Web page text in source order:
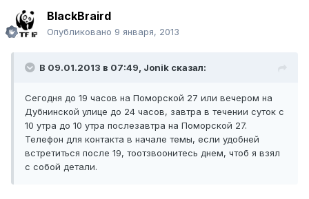
BlackBraird
Опубликовано 9 января, 2013
В 09.01.2013 в 07:49, Jonik сказал:
Сегодня до 19 часов на Поморской 27 или вечером на
Дубнинской улице до 24 часов, завтра в течении суток с
10 утра до 10 утра послезавтра на Поморской 27.
Телефон для контакта в начале темы, если удобней
встретиться после 19, тоотзвоонитесь днем, чтоб я взял
с собой детали.